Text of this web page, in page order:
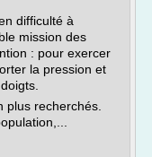
difficulté à
mission des
: pour exercer
la pression et
plus recherchés.